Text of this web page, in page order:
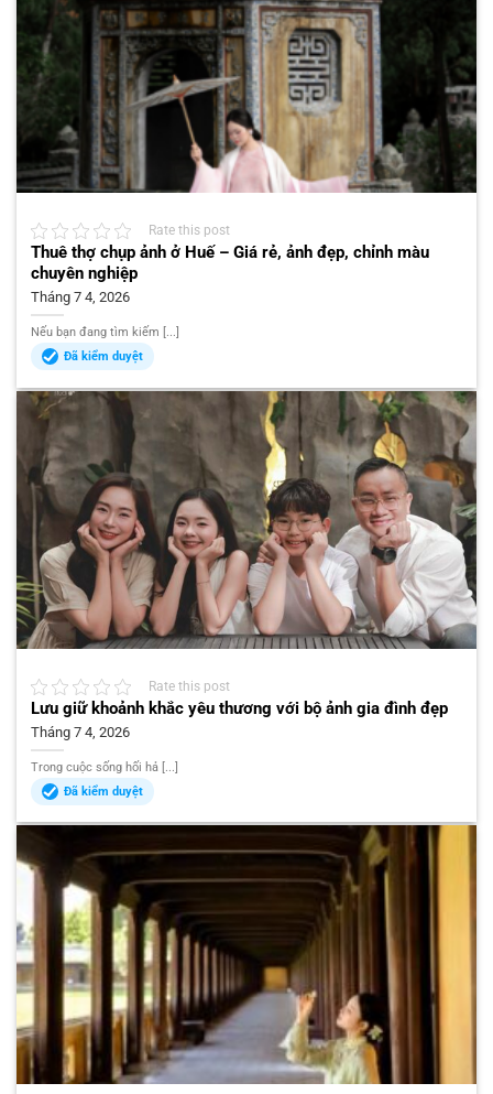
Rate this post
Thuê thợ chụp ảnh ở Huế – Giá rẻ, ảnh đẹp, chỉnh màu
chuyên nghiệp
Tháng 7 4, 2026
Nếu bạn đang tìm kiếm [...]
Đã kiểm duyệt
Rate this post
Lưu giữ khoảnh khắc yêu thương với bộ ảnh gia đình đẹp
Tháng 7 4, 2026
Trong cuộc sống hối hả [...]
Đã kiểm duyệt